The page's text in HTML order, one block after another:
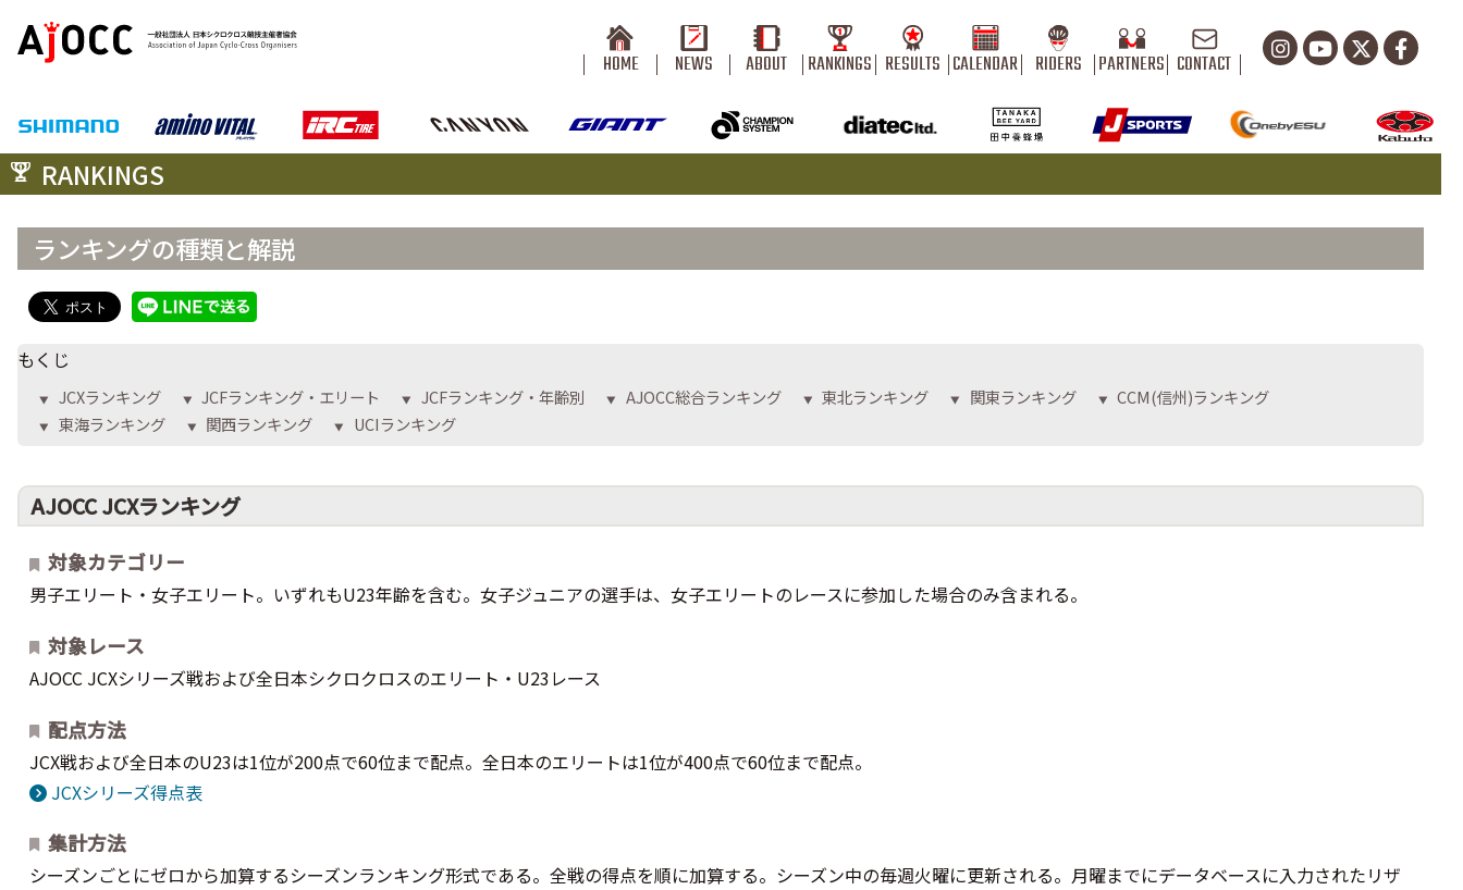
HOME NEWS ABOUT RANKINGS RESULTS CALENDAR RIDERS PARTNERS CONTACT
RANKINGS
ランキングの種類と解説
もくじ
▼ JCXランキング ▼ JCFランキング・エリート ▼ JCFランキング・年齢別 ▼ AJOCC総合ランキング ▼ 東北ランキング ▼ 関東ランキング ▼ CCM(信州)ランキング
▼ 東海ランキング ▼ 関西ランキング ▼ UCIランキング
AJOCC JCXランキング
対象カテゴリー
男子エリート・女子エリート。いずれもU23年齢を含む。女子ジュニアの選手は、女子エリートのレースに参加した場合のみ含まれる。
対象レース
AJOCC JCXシリーズ戦および全日本シクロクロスのエリート・U23レース
配点方法
JCX戦および全日本のU23は1位が200点で60位まで配点。全日本のエリートは1位が400点で60位まで配点。
JCXシリーズ得点表
集計方法
シーズンごとにゼロから加算するシーズンランキング形式である。全戦の得点を順に加算する。シーズン中の毎週火曜に更新される。月曜までにデータベースに入力されたリザ